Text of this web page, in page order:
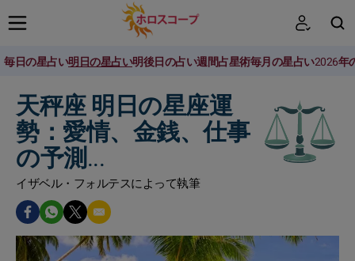
毎日の星占い明日の星占い明後日の占い週間占星術毎月の星占い2026年
天秤座 明日の星座運
勢：愛情、金銭、仕事
の予測...
イザベル・フォルテスによって執筆